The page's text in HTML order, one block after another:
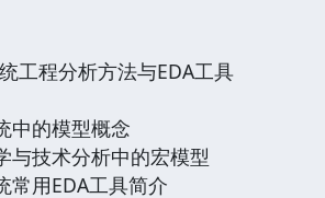
工程分析方法与EDA工具
中的模型概念
与技术分析中的宏模型
常用EDA工具简介